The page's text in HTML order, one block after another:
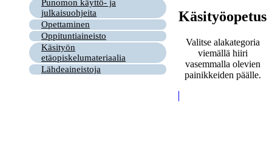
Punomon käyttö- ja
julkaisuohjeita
Opettaminen
Oppituntiaineisto
Käsityön
etäopiskelumateriaalia
Lähdeaineistoja
Käsityöopetus
Valitse alakategoria
viemällä hiiri
vasemmalla olevien
painikkeiden päälle.